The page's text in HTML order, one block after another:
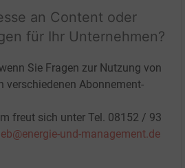
an Content oder
für Ihr Unternehmen?
Sie Fragen zur Nutzung von
verschiedenen Abonnement-
freut sich unter Tel. 08152 / 93
und-management.de